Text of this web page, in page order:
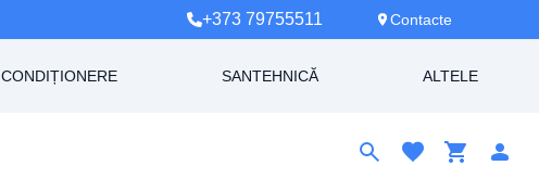
+373 79755511 Contacte
CONDIȚIONERE SANTEHNICĂ ALTELE